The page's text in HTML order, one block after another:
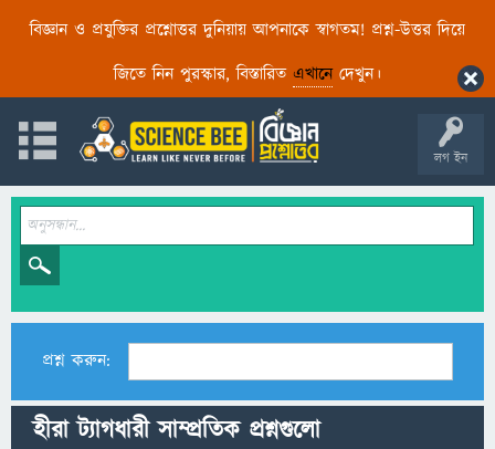
বিজ্ঞান ও প্রযুক্তির প্রশ্নোত্তর দুনিয়ায় আপনাকে স্বাগতম! প্রশ্ন-উত্তর দিয়ে
জিতে নিন পুরস্কার, বিস্তারিত এখানেদেখুন।
লগ ইন
প্রশ্ন করুন:
হীরা ট্যাগধারী সাম্প্রতিক প্রশ্নগুলো